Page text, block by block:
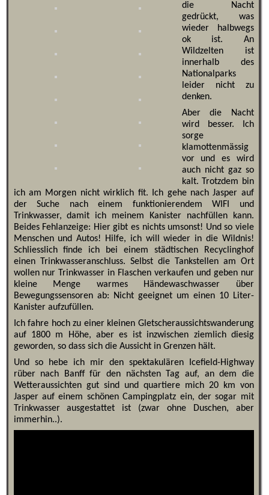
die Nacht
gedrückt, was
wieder halbwegs
ok ist. An
Wildzelten ist
innerhalb des
Nationalparks
leider nicht zu
denken.
Aber die Nacht
wird besser. Ich
sorge
klamottenmässig
vor und es wird
auch nicht gaz so
kalt. Trotzdem bin
ich am Morgen nicht wirklich fit. Ich gehe nach Jasper auf
der Suche nach einem funktionierendem WIFI und
Trinkwasser, damit ich meinem Kanister nachfüllen kann.
Beides Fehlanzeige: Hier gibt es nichts umsonst! Und so viele
Menschen und Autos! Hilfe, ich will wieder in die Wildnis!
Schliesslich finde ich bei einem städtischen Recyclinghof
einen Trinkwasseranschluss. Selbst die Tankstellen am Ort
wollen nur Trinkwasser in Flaschen verkaufen und geben nur
kleine Menge warmes Händewaschwasser über
Bewegungssensoren ab: Nicht geeignet um einen 10 Liter-
Kanister aufzufüllen.
Ich fahre hoch zu einer kleinen Gletscheraussichtswanderung
auf 1800 m Höhe, aber es ist inzwischen ziemlich diesig
geworden, so dass sich die Aussicht in Grenzen hält.
Und so hebe ich mir den spektakulären Icefield-Highway
rüber nach Banff für den nächsten Tag auf, an dem die
Wetteraussichten gut sind und quartiere mich 20 km von
Jasper auf einem schönen Campingplatz ein, der sogar mit
Trinkwasser ausgestattet ist (zwar ohne Duschen, aber
immerhin..).